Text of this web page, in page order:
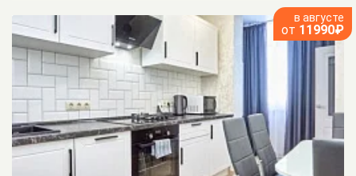
в августе
от 11990₽